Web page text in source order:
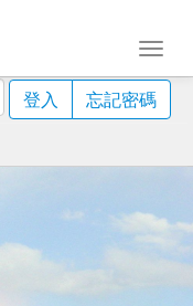
登入
忘記密碼